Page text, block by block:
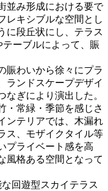
並み形成における要で
レキシブルな空間とし
に段丘状にし、テラス
ーブルによって、賑
賑わいから徐々にプラ
ランドスケープデザイ
なぎにより演出した。
・常緑・季節を感じさ
ンテリアでは、木漏れ
ス、モザイクタイル等
プライベート感を高
風格ある空間となって
回遊型スカイテラス